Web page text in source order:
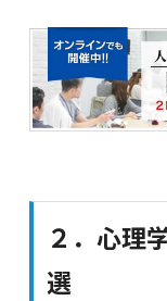
２．心理
選